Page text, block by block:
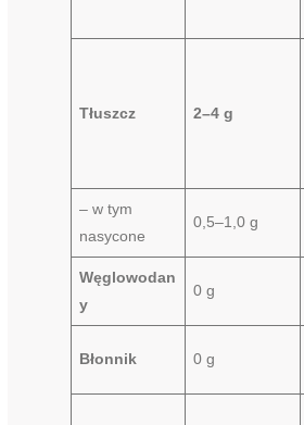
Tłuszcz 2–4 g
– w tym
nasycone
0,5–1,0 g
Węglowodan
y
0 g
Błonnik 0 g